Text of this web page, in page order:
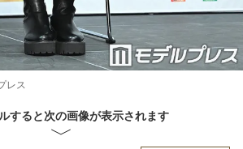
レス
すると次の画像が表示されます